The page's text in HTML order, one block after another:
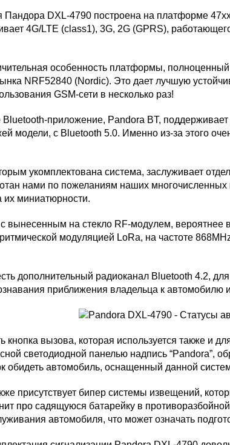
Пандора DXL-4790 построена на платформе
4G/LTE (class1), 3G, 2G (GPRS),
особенность платформы,
NRF52840 (Nordic). Это дает лучшую
GSM-сети в несколько раз!
приложение, Pandora BT,
модели, с Bluetooth 5.0. Именно из-за этого
укомплектована система, заслуживает
нами по пожеланиям наших
их миниатюрности.
вынесенным на стекло RF-модулем,
модуляцией LoRa, на частоте
дополнительный радиоканал Bluetooth 4.2,
приближения владельца к автомобилю и
кнопка вызова, которая используется также и
светодиодной панелью надпись “Pandora”,
обидеть автомобиль, оснащенный данной
присутствует бипер системы извещений,
про садящуюся батарейку в
автомобиля, что может означать